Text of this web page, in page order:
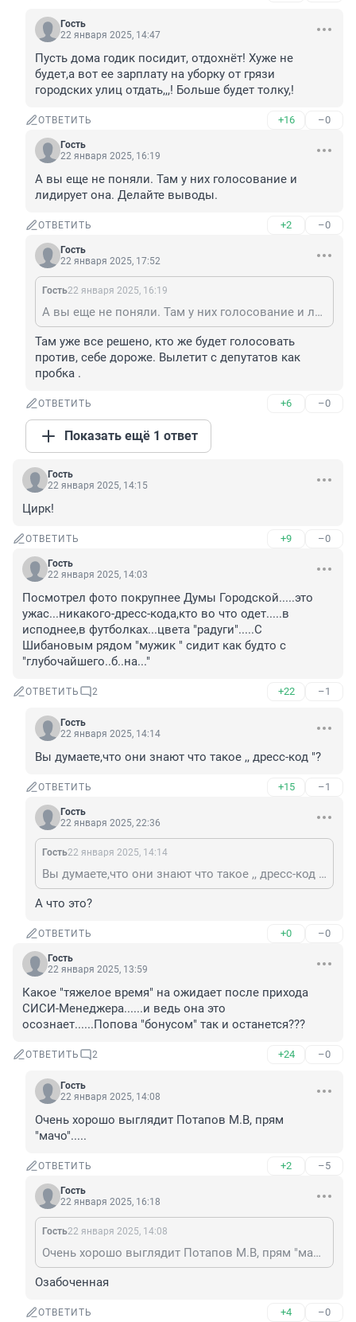
Гость
22 января 2025, 14:47
Пусть дома годик посидит, отдохнёт! Хуже не
будет,а вот ее зарплату на уборку от грязи
городских улиц отдать,,,! Больше будет толку,!
ОТВЕТИТЬ +16 –0
Гость
22 января 2025, 16:19
А вы еще не поняли. Там у них голосование и
лидирует она. Делайте выводы.
ОТВЕТИТЬ +2 –0
Гость
22 января 2025, 17:52
Гость22 января 2025, 16:19
А вы еще не поняли. Там у них голосование и лидирует она. Делайте выводы.
Там уже все решено, кто же будет голосовать
против, себе дороже. Вылетит с депутатов как
пробка .
ОТВЕТИТЬ +6 –0
Показать ещё 1 ответ
Гость
22 января 2025, 14:15
Цирк!
ОТВЕТИТЬ +9 –0
Гость
22 января 2025, 14:03
Посмотрел фото покрупнее Думы Городской.....это
ужас...никакого-дресс-кода,кто во что одет.....в
исподнее,в футболках...цвета "радуги".....С
Шибановым рядом "мужик " сидит как будто с
"глубочайшего..б..на..."
ОТВЕТИТЬ 2 +22 –1
Гость
22 января 2025, 14:14
Вы думаете,что они знают что такое ,, дресс-код "?
ОТВЕТИТЬ +15 –1
Гость
22 января 2025, 22:36
Гость22 января 2025, 14:14
Вы думаете,что они знают что такое ,, дресс-код "?
А что это?
ОТВЕТИТЬ +0 –0
Гость
22 января 2025, 13:59
Какое "тяжелое время" на ожидает после прихода
СИСИ-Менеджера......и ведь она это
осознает......Попова "бонусом" так и останется???
ОТВЕТИТЬ 2 +24 –0
Гость
22 января 2025, 14:08
Очень хорошо выглядит Потапов М.В, прям
"мачо".....
ОТВЕТИТЬ +2 –5
Гость
22 января 2025, 16:18
Гость22 января 2025, 14:08
Очень хорошо выглядит Потапов М.В, прям "мачо".....
Озабоченная
ОТВЕТИТЬ +4 –0